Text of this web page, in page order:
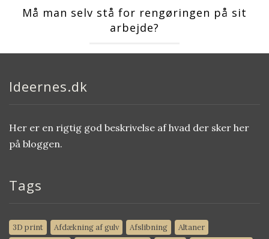
Må man selv stå for rengøringen på sit
arbejde?
Ideernes.dk
Her er en rigtig god beskrivelse af hvad der sker her
på bloggen.
Tags
3D print Afdækning af gulv Afslibning
Altaner